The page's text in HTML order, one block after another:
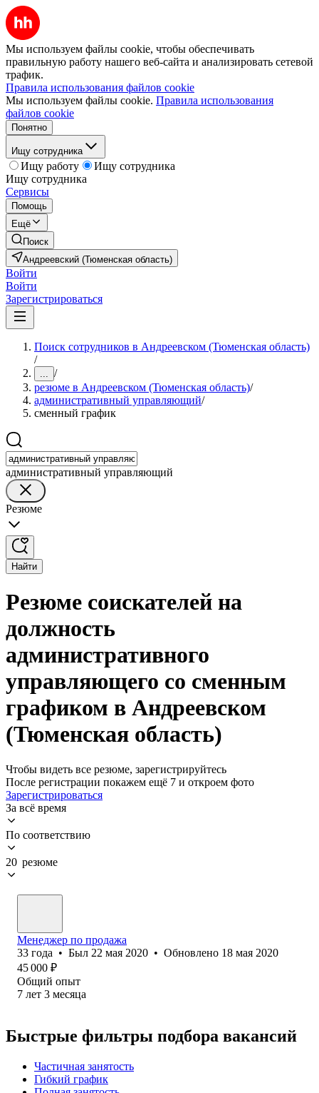
Мы используем файлы cookie, чтобы обеспечивать
правильную работу нашего веб-сайта и анализировать сетевой
трафик.
Правила использования файлов cookie
Мы используем файлы cookie. Правила использования
файлов cookie
Понятно
Ищу сотрудника
Ищу работу
Ищу сотрудника
Ищу сотрудника
Сервисы
Помощь
Ещё
Поиск
Андреевский (Тюменская область)
Войти
Войти
Зарегистрироваться
Поиск сотрудников в Андреевском (Тюменская область)
/
... /
резюме в Андреевском (Тюменская область)/
административный управляющий/
сменный график
административный управляющий
Резюме
Найти
Резюме соискателей на
должность
административного
управляющего со сменным
графиком в Андреевском
(Тюменская область)
Чтобы видеть все резюме, зарегистрируйтесь
После регистрации покажем ещё 7 и откроем фото
Зарегистрироваться
За всё время
По соответствию
20 резюме
Менеджер по продажа
33 года • Был 22 мая 2020 • Обновлено 18 мая 2020
45 000 ₽
Общий опыт
7 лет 3 месяца
Быстрые фильтры подбора вакансий
Частичная занятость
Гибкий график